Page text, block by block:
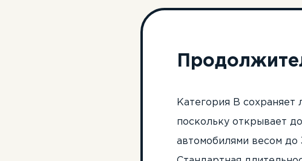
Категория B
поскольку открывает
автомобилями весом до